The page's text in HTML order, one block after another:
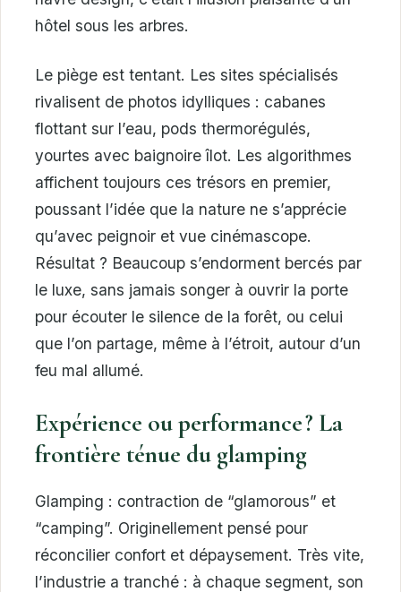
hôtel sous les arbres.
Le piège est tentant. Les sites spécialisés
rivalisent de photos idylliques : cabanes
flottant sur l’eau, pods thermorégulés,
yourtes avec baignoire îlot. Les algorithmes
affichent toujours ces trésors en premier,
poussant l’idée que la nature ne s’apprécie
qu’avec peignoir et vue cinémascope.
Résultat ? Beaucoup s’endorment bercés par
le luxe, sans jamais songer à ouvrir la porte
pour écouter le silence de la forêt, ou celui
que l’on partage, même à l’étroit, autour d’un
feu mal allumé.
Expérience ou performance ? La
frontière ténue du glamping
Glamping : contraction de “glamorous” et
“camping”. Originellement pensé pour
réconcilier confort et dépaysement. Très vite,
l’industrie a tranché : à chaque segment, son